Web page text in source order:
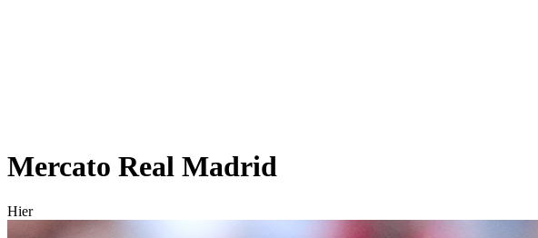
Mercato Real Madrid
Hier